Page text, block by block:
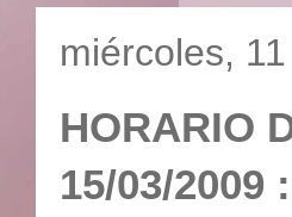
miércoles,
HORARIO
15/03/2009